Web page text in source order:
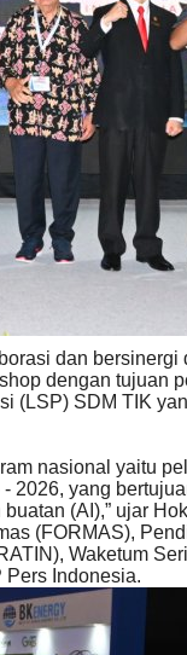
dan
dengan tujuan
(LSP) SDM TIK
nasional yaitu
2026, yang
(AI),” ujar
(FORMAS),
Waketum
Pers Indonesia.
Persatuan
DARSONO BUDIMAN Jul
0
28Laporkan